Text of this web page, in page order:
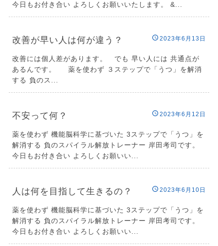
今日もお付き合い よろしくお願いいたします。 &...
改善が早い人は何が違う？ 2023年6月13日
改善には個人差があります。 でも 早い人には 共通点が
あるんです。 薬を使わず ３ステップで「うつ」を解消
する 負のス...
不安って何？ 2023年6月12日
薬を使わず 機能脳科学に基づいた 3ステップで「うつ」を
解消する 負のスパイラル解放トレーナー 岸田考司です。
今日もお付き合い よろしくお願いい...
人は何を目指して生きるの？ 2023年6月10日
薬を使わず 機能脳科学に基づいた 3ステップで「うつ」を
解消する 負のスパイラル解放トレーナー 岸田考司です。
今日もお付き合い よろしくお願いい...